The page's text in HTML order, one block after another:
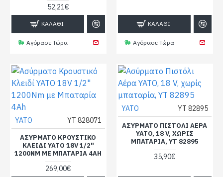
52,21€
ΚΑΛΆΘΙ
Αγόρασε Τώρα
ΚΑΛΆΘΙ
Αγόρασε Τώρα
YATO YT 828071
ΑΣΎΡΜΑΤΟ ΚΡΟΥΣΤΙΚΌ
ΚΛΕΙΔΊ YATO 18V 1/2"
1200NM ΜΕ ΜΠΑΤΑΡΊΑ 4AH
269,00€
YATO YT 82895
ΑΣΎΡΜΑΤΟ ΠΙΣΤΌΛΙ ΑΈΡΑ
YATO, 18 V, ΧΩΡΊΣ
ΜΠΑΤΑΡΊΑ, YT 82895
35,90€